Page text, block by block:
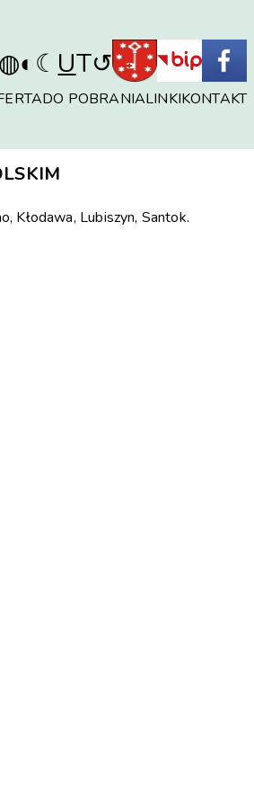
◍◐ ☾ UT↺
DO POBRANIALINKIKONTAKT
Kłodawa, Lubiszyn, Santok.